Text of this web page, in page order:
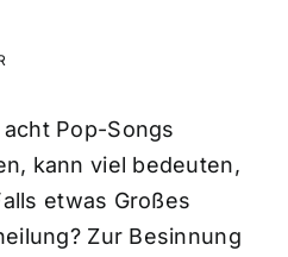
Pop-Songs
kann viel bedeuten,
etwas Großes
Zur Besinnung